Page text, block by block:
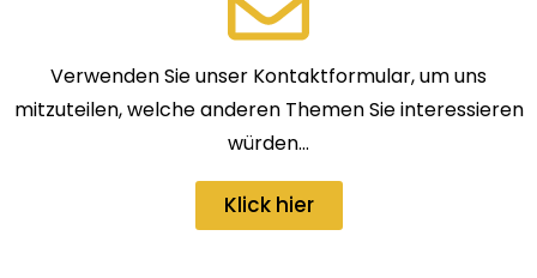
Verwenden Sie unser Kontaktformular, um uns
mitzuteilen, welche anderen Themen Sie interessieren
würden…
Klick hier